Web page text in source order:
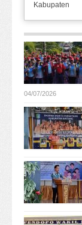
Kabupaten
04/07/2026